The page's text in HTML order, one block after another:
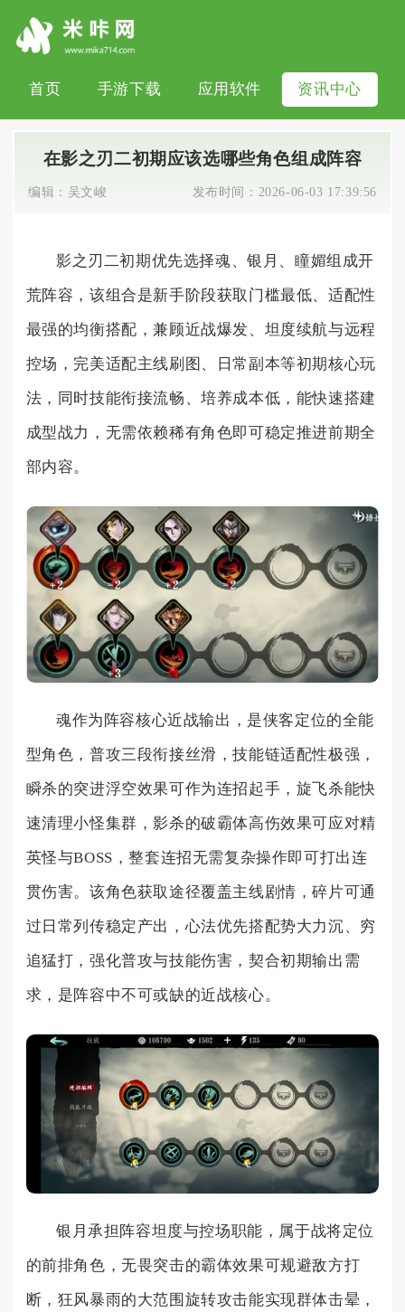
首页 手游下载 应用软件 资讯中心
在影之刃二初期应该选哪些角色组成阵容
编辑： 吴文峻 发布时间： 2026-06-03 17:39:56
影之刃二初期优先选择魂、银月、瞳媚组成开
荒阵容，该组合是新手阶段获取门槛最低、适配性
最强的均衡搭配，兼顾近战爆发、坦度续航与远程
控场，完美适配主线刷图、日常副本等初期核心玩
法，同时技能衔接流畅、培养成本低，能快速搭建
成型战力，无需依赖稀有角色即可稳定推进前期全
部内容。
魂作为阵容核心近战输出，是侠客定位的全能
型角色，普攻三段衔接丝滑，技能链适配性极强，
瞬杀的突进浮空效果可作为连招起手，旋飞杀能快
速清理小怪集群，影杀的破霸体高伤效果可应对精
英怪与BOSS，整套连招无需复杂操作即可打出连
贯伤害。该角色获取途径覆盖主线剧情，碎片可通
过日常列传稳定产出，心法优先搭配势大力沉、穷
追猛打，强化普攻与技能伤害，契合初期输出需
求，是阵容中不可或缺的近战核心。
银月承担阵容坦度与控场职能，属于战将定位
的前排角色，无畏突击的霸体效果可规避敌方打
断，狂风暴雨的大范围旋转攻击能实现群体击晕，